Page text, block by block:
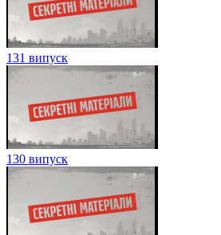
131 випуск
130 випуск